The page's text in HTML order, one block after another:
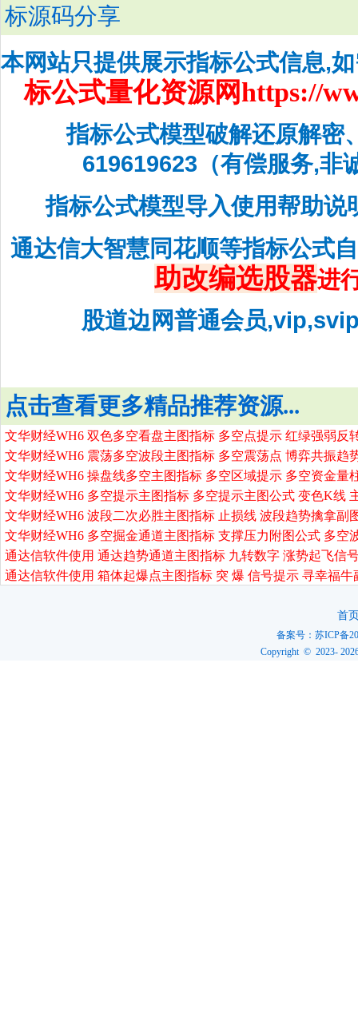
标源码分享
本网站只提供展示指标公式信息,
标公式量化资源网https://
指标公式模型破解还原解密
619619623（有偿服务,非
指标公式模型导入使用帮助说
通达信大智慧同花顺等指标公式
助改编选股器进
股道边网普通会员
点击查看更多精品推荐资源...
文华财经WH6 双色多空看盘主图指标 多空点提示 红绿强弱反
文华财经WH6 震荡多空波段主图指标 多空震荡点 博弈共振趋
文华财经WH6 操盘线多空主图指标 多空区域提示 多空资金量
文华财经WH6 多空提示主图指标 多空提示主图公式 变色K线
文华财经WH6 波段二次必胜主图指标 止损线 波段趋势擒拿副
文华财经WH6 多空掘金通道主图指标 支撑压力附图公式 多空
通达信软件使用 通达趋势通道主图指标 九转数字 涨势起飞信
通达信软件使用 箱体起爆点主图指标 突 爆 信号提示 寻幸福
首
备案号：苏ICP备
Copyright © 2023-